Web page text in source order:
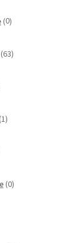
0izdelkov
63izdelkov
1izdelek
0izdelkov